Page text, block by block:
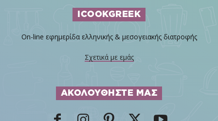
ICOOKGREEK
On-line εφημερίδα ελληνικής & μεσογειακής διατροφής
Σχετικά με εμάς
ΑΚΟΛΟΥΘΗΣΤΕ ΜΑΣ